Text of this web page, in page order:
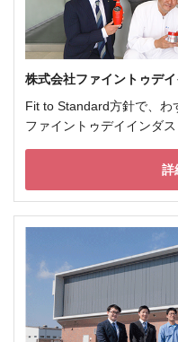
株式会社ファイントゥデ
Fit to Standard方針で、わ
ファイントゥデイインダ
詳